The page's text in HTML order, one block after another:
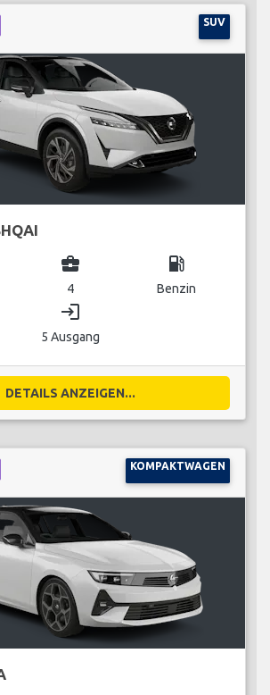
SUV
business_center
4
local_gas_station
Benzin
login
5 Ausgang
DETAILS ANZEIGEN...
KOMPAKTWAGEN